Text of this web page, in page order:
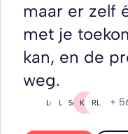
maar er zelf
met je
kan, en de
weg.
LC L( SG KB RL +